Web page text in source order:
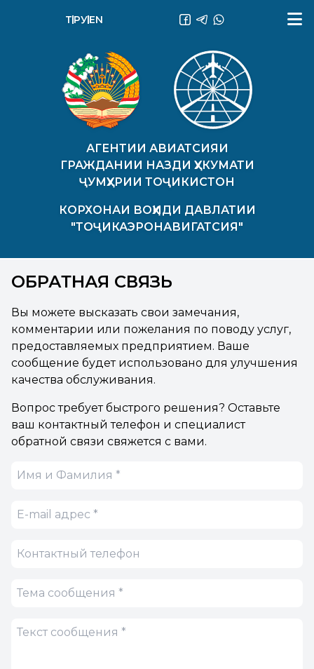
АГЕНТИИ АВИАТСИЯИ
ГРАЖДАНИИ НАЗДИ ҲУКУМАТИ
ҶУМҲУРИИ ТОҶИКИСТОН
КОРХОНАИ ВОҲИДИ ДАВЛАТИИ
"ТОҶИКАЭРОНАВИГАТСИЯ"
ТҶ РУEN
ОБРАТНАЯ СВЯЗЬ
Вы можете высказать свои замечания,
комментарии или пожелания по поводу услуг,
предоставляемых предприятием. Ваше
сообщение будет использовано для улучшения
качества обслуживания.
Вопрос требует быстрого решения? Оставьте
ваш контактный телефон и специалист
обратной связи свяжется с вами.